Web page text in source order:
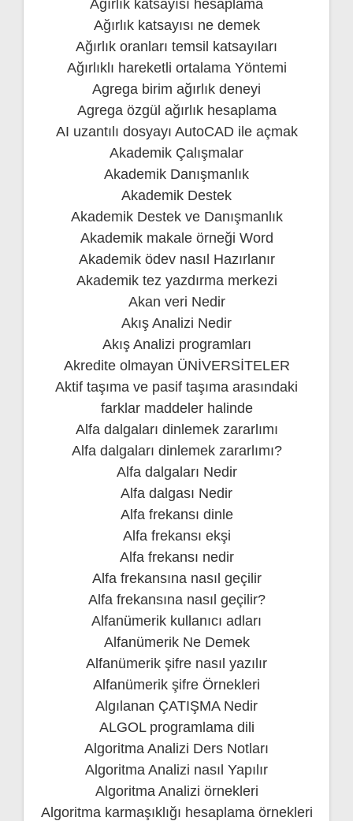
Ağırlık katsayısı hesaplama
Ağırlık katsayısı ne demek
Ağırlık oranları temsil katsayıları
Ağırlıklı hareketli ortalama Yöntemi
Agrega birim ağırlık deneyi
Agrega özgül ağırlık hesaplama
AI uzantılı dosyayı AutoCAD ile açmak
Akademik Çalışmalar
Akademik Danışmanlık
Akademik Destek
Akademik Destek ve Danışmanlık
Akademik makale örneği Word
Akademik ödev nasıl Hazırlanır
Akademik tez yazdırma merkezi
Akan veri Nedir
Akış Analizi Nedir
Akış Analizi programları
Akredite olmayan ÜNİVERSİTELER
Aktif taşıma ve pasif taşıma arasındaki
farklar maddeler halinde
Alfa dalgaları dinlemek zararlımı
Alfa dalgaları dinlemek zararlımı?
Alfa dalgaları Nedir
Alfa dalgası Nedir
Alfa frekansı dinle
Alfa frekansı ekşi
Alfa frekansı nedir
Alfa frekansına nasıl geçilir
Alfa frekansına nasıl geçilir?
Alfanümerik kullanıcı adları
Alfanümerik Ne Demek
Alfanümerik şifre nasıl yazılır
Alfanümerik şifre Örnekleri
Algılanan ÇATIŞMA Nedir
ALGOL programlama dili
Algoritma Analizi Ders Notları
Algoritma Analizi nasıl Yapılır
Algoritma Analizi örnekleri
Algoritma karmaşıklığı hesaplama örnekleri